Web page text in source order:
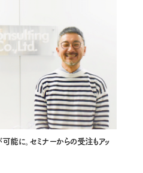
能に。セミナーからの受注もアッ